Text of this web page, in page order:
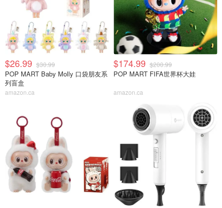
$26.99 $30.99
POP MART Baby Molly 口袋朋友系
列盲盒
amazon.ca
$174.99 $200.99
POP MART FIFA世界杯大娃
amazon.ca